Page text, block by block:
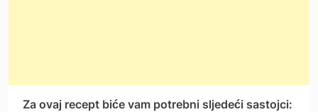
Za ovaj recept biće vam potrebni sljedeći sastojci: